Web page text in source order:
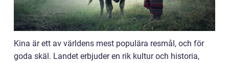
Kina är ett av världens mest populära resmål, och för
goda skäl. Landet erbjuder en rik kultur och historia,